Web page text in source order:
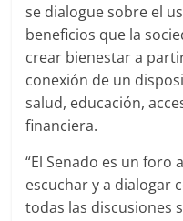
se dialogue sobre el
beneficios que la
crear bienestar a
conexión de un
salud, educación,
financiera.
“El Senado es un foro
escuchar y a dialogar
todas las discusiones